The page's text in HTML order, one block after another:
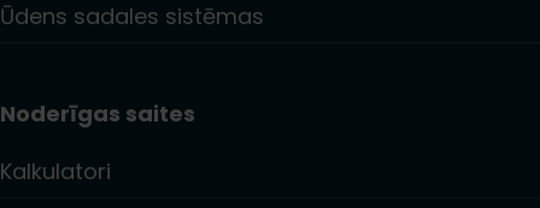
Ūdens sadales sistēmas
Noderīgas saites
Kalkulatori